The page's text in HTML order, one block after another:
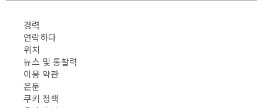
경력
연락하다
위치
뉴스 및 통찰력
이용 약관
은둔
쿠키 정책